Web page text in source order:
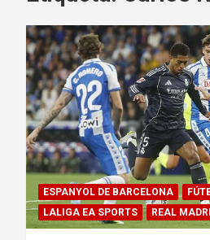
ESPANYOL DE BARCELONA
LALIGA EA SPORTS
REAL